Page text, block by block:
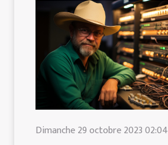
Dimanche 29 octobre 2023 02:04